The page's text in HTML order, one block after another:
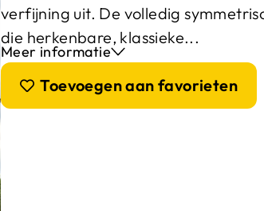
verfijning uit. De volledig
die herkenbare, klassieke...
Meer informatie
Toevoegen aan favorieten